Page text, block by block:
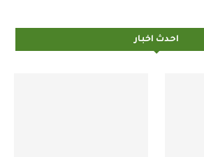
احدث اخبار